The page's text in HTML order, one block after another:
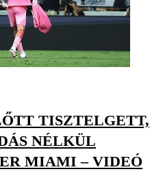
TISZTELGETT,
NÉLKÜL
MIAMI – VIDEÓ